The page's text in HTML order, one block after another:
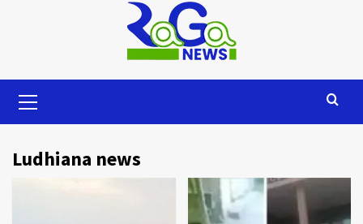
Ludhiana news